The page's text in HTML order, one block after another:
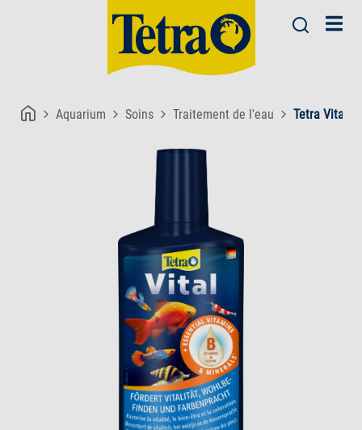
Aquarium Soins Traitement de l'eau Tetra Vital